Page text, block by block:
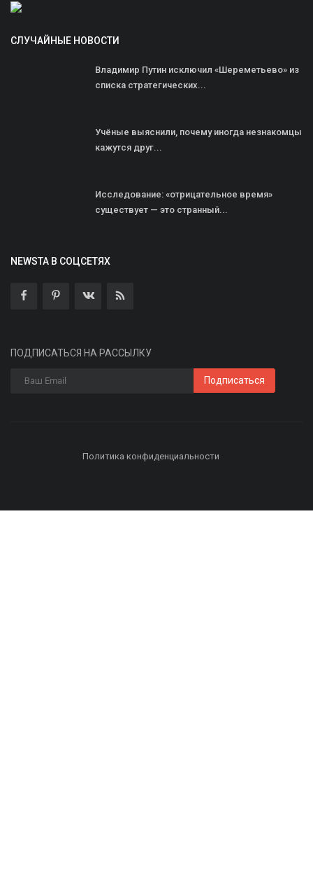
СЛУЧАЙНЫЕ НОВОСТИ
Владимир Путин исключил «Шереметьево» из
списка стратегических...
Учёные выяснили, почему иногда незнакомцы
кажутся друг...
Исследование: «отрицательное время»
существует — это странный...
NEWSTA В СОЦСЕТЯХ
ПОДПИСАТЬСЯ НА РАССЫЛКУ
Подписаться
Политика конфиденциальности